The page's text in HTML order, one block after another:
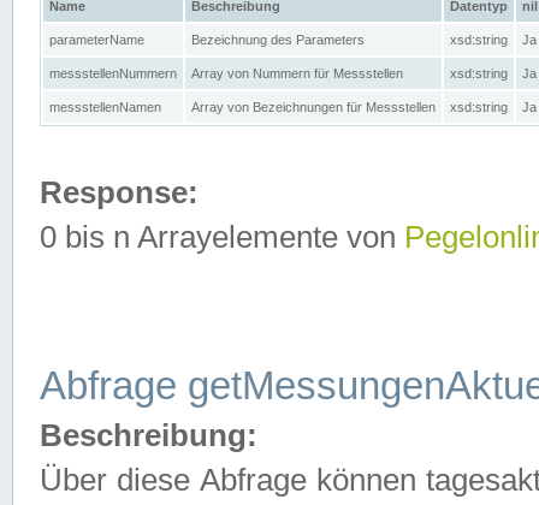
Name Beschreibung Datentyp nil
parameterName Bezeichnung des Parameters xsd:string Ja
messstellenNummern Array von Nummern für Messstellen xsd:string Ja
messstellenNamen Array von Bezeichnungen für Messstellen xsd:string Ja
Response:
0 bis n Arrayelemente von
Abfrage
Beschreibung:
Über diese Abfrage können